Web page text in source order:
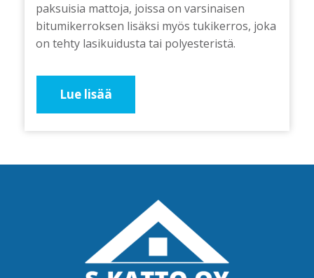
paksuisia mattoja, joissa on varsinaisen
bitumikerroksen lisäksi myös tukikerros, joka
on tehty lasikuidusta tai polyesteristä.
Lue lisää